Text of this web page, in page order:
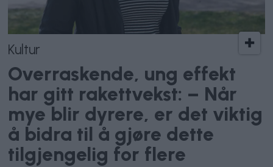
Kultur
Overraskende, ung effekt
har gitt rakettvekst: – Når
mye blir dyrere, er det viktig
å bidra til å gjøre dette
tilgjengelig for flere